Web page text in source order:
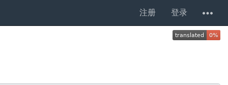
注册 登录